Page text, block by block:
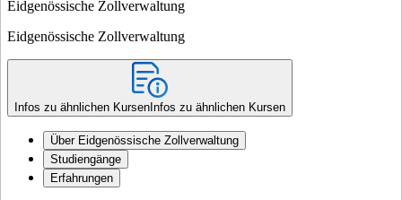
Eidgenössische Zollverwaltung
Eidgenössische Zollverwaltung
Infos zu ähnlichen Kursen Infos zu ähnlichen Kursen
Über Eidgenössische Zollverwaltung
Studiengänge
Erfahrungen